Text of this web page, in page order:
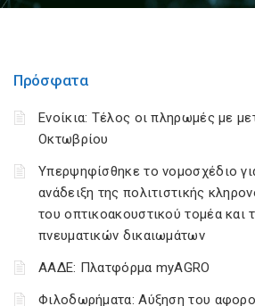
Πρόσφατα
Ενοίκια: Τέλος οι πληρωμές με
Οκτωβρίου
Υπερψηφίσθηκε το νομοσχέδιο
ανάδειξη της πολιτιστικής
του οπτικοακουστικού τομέα και
πνευματικών δικαιωμάτων
ΑΑΔΕ: Πλατφόρμα myAGRO
Φιλοδωρήματα: Αύξηση του